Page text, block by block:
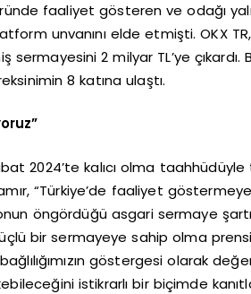
faaliyet gösteren ve odağı
unvanını elde etmişti. OKX TR,
sermayesini 2 milyar TL’ye çıkardı.
8 katına ulaştı.
2024’te kalıcı olma taahhüdüyle
“Türkiye’de faaliyet göstermeye
öngördüğü asgari sermaye
bir sermayeye sahip olma
göstergesi olarak
istikrarlı bir biçimde